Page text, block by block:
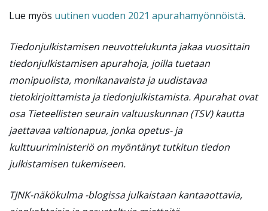
Lue myös uutinen vuoden 2021 apurahamyönnöistä.
Tiedonjulkistamisen neuvottelukunta jakaa vuosittain
tiedonjulkistamisen apurahoja, joilla tuetaan
monipuolista, monikanavaista ja uudistavaa
tietokirjoittamista ja tiedonjulkistamista. Apurahat ovat
osa Tieteellisten seurain valtuuskunnan (TSV) kautta
jaettavaa valtionapua, jonka opetus- ja
kulttuuriministeriö on myöntänyt tutkitun tiedon
julkistamisen tukemiseen.
TJNK-näkökulma -blogissa julkaistaan kantaaottavia,